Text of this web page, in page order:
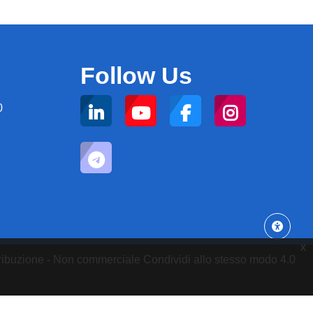
x
Follow Us
- Non commerciale Condividi allo stesso modo 4.0